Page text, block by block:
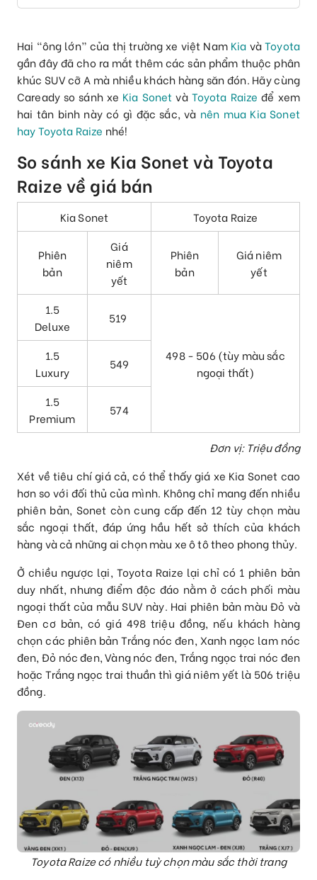
Hai “ông lớn” của thị trường xe việt Nam Kia vàToyota
gần đây đã cho ra mắt thêm các sản phẩm thuộc phân
khúc SUV cỡ A mà nhiều khách hàng săn đón. Hãy cùng
Caready so sánh xe Kia Sonet và Toyota Raize để xem
hai tân binh này có gì đặc sắc, và nên mua Kia Sonet
hay Toyota Raize nhé!
So sánh xe Kia Sonet và Toyota
Raize về giá bán
Kia Sonet Toyota Raize
Phiên
bản
Giá
niêm
yết
Phiên
bản
Giá niêm
yết
1.5
Deluxe
519
498 - 506 (tùy màu sắc
ngoại thất)
1.5
Luxury
549
1.5
Premium
574
Đơn vị: Triệu đồng
Xét về tiêu chí giá cả, có thể thấy giá xe Kia Sonet cao
hơn so với đối thủ của mình. Không chỉ mang đến nhiều
phiên bản, Sonet còn cung cấp đến 12 tùy chọn màu
sắc ngoại thất, đáp ứng hầu hết sở thích của khách
hàng và cả những ai chọn màu xe ô tô theo phong thủy.
Ở chiều ngược lại, Toyota Raize lại chỉ có 1 phiên bản
duy nhất, nhưng điểm độc đáo nằm ở cách phối màu
ngoại thất của mẫu SUV này. Hai phiên bản màu Đỏ và
Đen cơ bản, có giá 498 triệu đồng, nếu khách hàng
chọn các phiên bản Trắng nóc đen, Xanh ngọc lam nóc
đen, Đỏ nóc đen, Vàng nóc đen, Trắng ngọc trai nóc đen
hoặc Trắng ngọc trai thuần thì giá niêm yết là 506 triệu
đồng.
Toyota Raize có nhiều tuỳ chọn màu sắc thời trang